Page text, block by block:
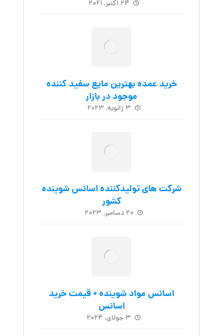
۲۴ اکتبر, ۲۰۲۱
خرید عمده بهترین مایع سفید کننده
موجود در بازار
۳ ژانویه, ۲۰۲۳
شرکت های تولیدکننده اسانس شوینده
کشور
۲۰ دسامبر, ۲۰۲۳
اسانس مواد شوینده + قیمت خرید
اسانس
۳ جولای, ۲۰۲۴